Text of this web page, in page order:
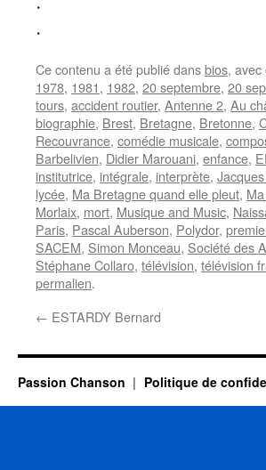
.
Ce contenu a été publié dansbios,
1978, 1981, 1982, 20 septembre, 20
tours, accident routier, Antenne 2, Au
biographie, Brest, Bretagne, Bretonne,
Recouvrance, comédie musicale,
Barbelivien, Didier Marouani, enfance,
institutrice, intégrale, interprète,
lycée, Ma Bretagne quand elle pleut,
Morlaix, mort, Musique and Music,
Paris, Pascal Auberson, Polydor,
SACEM, Simon Monceau, Société des
Stéphane Collaro, télévision, télévision
permalien.
← ESTARDY Bernard
Passion Chanson Politique de